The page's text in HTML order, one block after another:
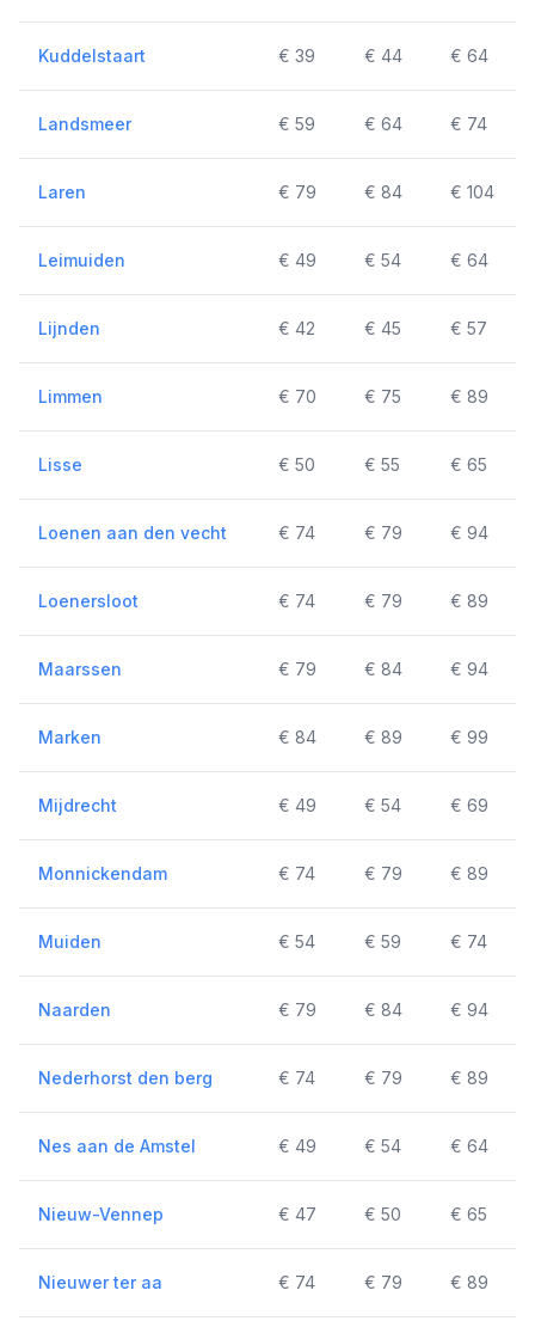
Kuddelstaart € 39 € 44 € 64
Landsmeer € 59 € 64 € 74
Laren € 79 € 84 € 104
Leimuiden € 49 € 54 € 64
Lijnden € 42 € 45 € 57
Limmen € 70 € 75 € 89
Lisse € 50 € 55 € 65
Loenen aan den vecht € 74 € 79 € 94
Loenersloot € 74 € 79 € 89
Maarssen € 79 € 84 € 94
Marken € 84 € 89 € 99
Mijdrecht € 49 € 54 € 69
Monnickendam € 74 € 79 € 89
Muiden € 54 € 59 € 74
Naarden € 79 € 84 € 94
Nederhorst den berg € 74 € 79 € 89
Nes aan de Amstel € 49 € 54 € 64
Nieuw-Vennep € 47 € 50 € 65
Nieuwer ter aa € 74 € 79 € 89